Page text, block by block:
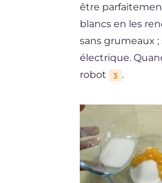
être
blancs en les
sans grumeaux
électrique.
robot
3 .